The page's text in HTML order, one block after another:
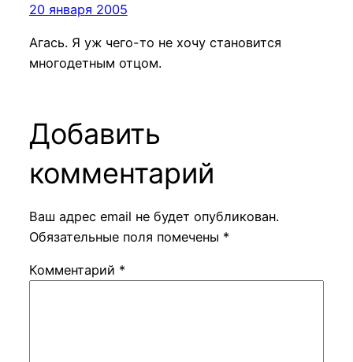
20 января 2005
Агась. Я уж чего-то не хочу становится
многодетным отцом.
Добавить
комментарий
Ваш адрес email не будет опубликован.
Обязательные поля помечены *
Комментарий *